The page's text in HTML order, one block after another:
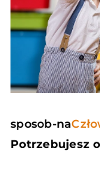
sposob-na
Potrzebujesz